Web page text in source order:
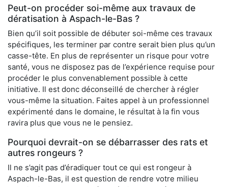
Peut-on procéder soi-même aux travaux de
dératisation à Aspach-le-Bas ?
Bien qu’il soit possible de débuter soi-même ces travaux
spécifiques, les terminer par contre serait bien plus qu’un
casse-tête. En plus de représenter un risque pour votre
santé, vous ne disposez pas de l’expérience requise pour
procéder le plus convenablement possible à cette
initiative. Il est donc déconseillé de chercher à régler
vous-même la situation. Faites appel à un professionnel
expérimenté dans le domaine, le résultat à la fin vous
ravira plus que vous ne le pensiez.
Pourquoi devrait-on se débarrasser des rats et
autres rongeurs ?
Il ne s’agit pas d’éradiquer tout ce qui est rongeur à
Aspach-le-Bas, il est question de rendre votre milieu